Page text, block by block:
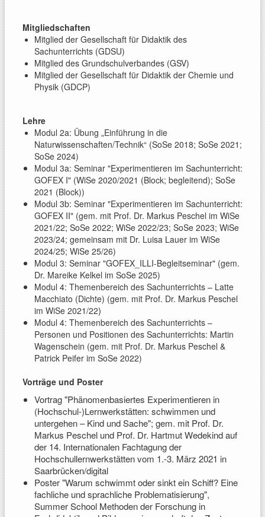
Mitgliedschaften
Mitglied der Gesellschaft für Didaktik des
Sachunterrichts (GDSU)
Mitglied des Grundschulverbandes (GSV)
Mitglied der Gesellschaft für Didaktik der Chemie und
Physik (GDCP)
Lehre
Modul 2a: Übung „Einführung in die
Naturwissenschaften/Technik“ (SoSe 2018; SoSe 2021;
SoSe 2024)
Modul 3a: Seminar "Experimentieren im Sachunterricht:
GOFEX I" (WiSe 2020/2021 (Block; begleitend); SoSe
2021 (Block))
Modul 3b: Seminar "Experimentieren im Sachunterricht:
GOFEX II" (gem. mit Prof. Dr. Markus Peschel im WiSe
2021/22; SoSe 2022; WiSe 2022/23; SoSe 2023; WiSe
2023/24; gemeinsam mit Dr. Luisa Lauer im WiSe
2024/25; WiSe 25/26)
Modul 3: Seminar "GOFEX_ILLI-Begleitseminar" (gem.
Dr. Mareike Kelkel im SoSe 2025)
Modul 4: Themenbereich des Sachunterrichts – Latte
Macchiato (Dichte) (gem. mit Prof. Dr. Markus Peschel
im WiSe 2021/22)
Modul 4: Themenbereich des Sachunterrichts –
Personen und Positionen des Sachunterrichts: Martin
Wagenschein (gem. mit Prof. Dr. Markus Peschel &
Patrick Peifer im SoSe 2022)
Vorträge und Poster
Vortrag "Phänomenbasiertes Experimentieren in
(Hochschul-)Lernwerkstätten: schwimmen und
untergehen – Kind und Sache"; gem. mit Prof. Dr.
Markus Peschel und Prof. Dr. Hartmut Wedekind auf
der 14. Internationalen Fachtagung der
Hochschullernwerkstätten vom 1.-3. März 2021 in
Saarbrücken/digital
Poster "Warum schwimmt oder sinkt ein Schiff? Eine
fachliche und sprachliche Problematisierung",
Summer School Methoden der Forschung in